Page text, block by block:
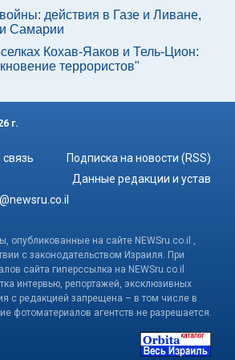
действия в Газе и Ливане,
Самарии
Кохав-Яаков и Тель-Цион:
террористов"
г.
Подписка на новости (RSS)
Данные редакции и устав
опубликованные на сайте NEWSru.co.il ,
с законодательством Израиля. При
сайта гиперссылка на NEWSru.co.il
интервью, репортажей, эксклюзивных
с редакцией запрещена – в том числе в
фотоматериалов агентств не разрешается.